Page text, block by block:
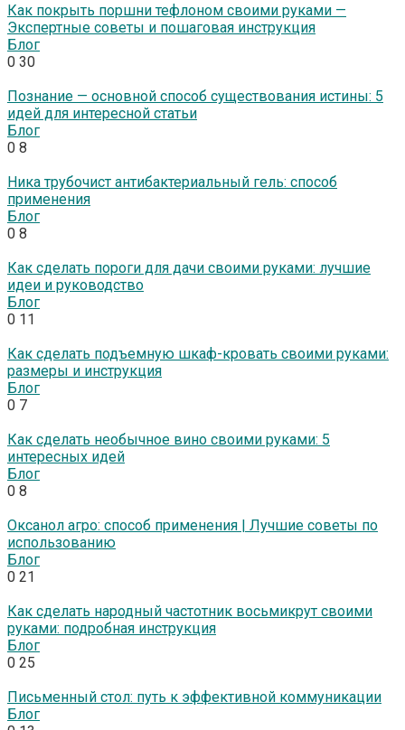
Как покрыть поршни тефлоном своими руками —
Экспертные советы и пошаговая инструкция
Блог
0 30
Познание — основной способ существования истины: 5
идей для интересной статьи
Блог
0 8
Ника трубочист антибактериальный гель: способ
применения
Блог
0 8
Как сделать пороги для дачи своими руками: лучшие
идеи и руководство
Блог
0 11
Как сделать подъемную шкаф-кровать своими руками:
размеры и инструкция
Блог
0 7
Как сделать необычное вино своими руками: 5
интересных идей
Блог
0 8
Оксанол агро: способ применения | Лучшие советы по
использованию
Блог
0 21
Как сделать народный частотник восьмикрут своими
руками: подробная инструкция
Блог
0 25
Письменный стол: путь к эффективной коммуникации
Блог